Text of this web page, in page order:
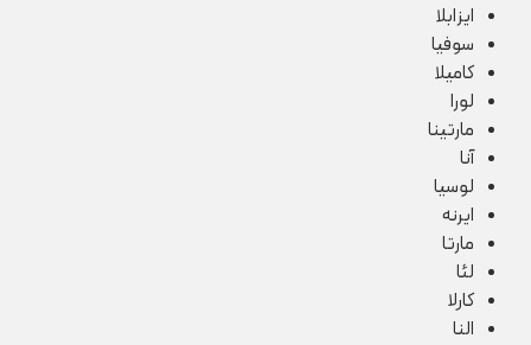
ایزابلا
سوفیا
کامیلا
لورا
مارتینا
آنا
لوسیا
ایرنه
مارتا
لئا
کارلا
النا